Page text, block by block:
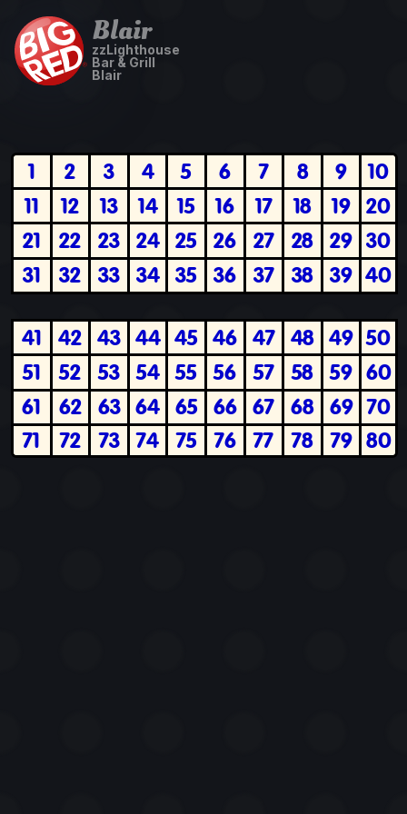
Blair
zzLighthouse
Bar & Grill
Blair
1 2 3 4 5 6 7 8 9
10
11
12 13 14 15 16 17 18 19 20
21
22 23 24 25 26 27 28 29 30
31
32 33 34 35 36 37 38 39 40
41 42 43 44 45 46 47 48 49 50
51
52 53 54 55 56 57 58 59 60
61
62 63 64 65 66 67 68 69 70
71
72 73 74 75 76 77 78 79 80